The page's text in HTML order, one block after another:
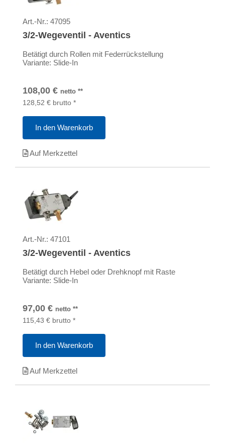
Art.-Nr.: 47095
3/2-Wegeventil - Aventics
Betätigt durch Rollen mit Federrückstellung
Variante: Slide-In
108,00 € netto **
128,52 € brutto *
In den Warenkorb
Auf Merkzettel
Art.-Nr.: 47101
3/2-Wegeventil - Aventics
Betätigt durch Hebel oder Drehknopf mit Raste
Variante: Slide-In
97,00 € netto **
115,43 € brutto *
In den Warenkorb
Auf Merkzettel